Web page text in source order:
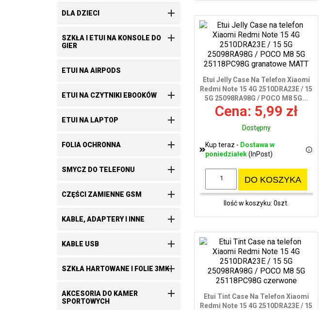
DLA DZIECI 
SZKŁA I ETUI NA KONSOLE DO
GIER

ETUI NA AIRPODS
ETUI NA CZYTNIKI EBOOKÓW 
ETUI NA LAPTOP 
FOLIA OCHRONNA 
SMYCZ DO TELEFONU 
CZĘŚCI ZAMIENNE GSM 
KABLE, ADAPTERY I INNE 
KABLE USB 
SZKŁA HARTOWANE I FOLIE 3MK
AKCESORIA DO KAMER
SPORTOWYCH

Etui Jelly Case Na Telefon Xiaomi
Redmi Note 15 4G 2510DRA23E / 15
5G 25098RA98G / POCO M8 5G...
Cena: 5,99 zł
Dostępny
Kup teraz - Dostawa w
poniedziałek(InPost)
DO KOSZYKA
Ilość w koszyku: 0szt.
Etui Tint Case Na Telefon Xiaomi
Redmi Note 15 4G 2510DRA23E / 15